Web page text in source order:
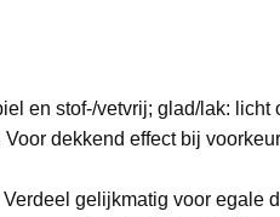
en stof-/vetvrij; glad/lak: licht
Voor dekkend effect bij
gelijkmatig voor egale